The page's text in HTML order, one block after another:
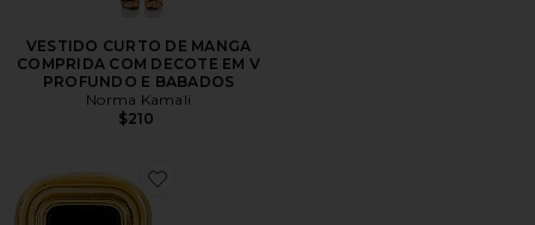
VESTIDO CURTO DE MANGA
COMPRIDA COM DECOTE EM V
PROFUNDO E BABADOS
Norma Kamali
$210
Favorite Margaux Onyx Earrings